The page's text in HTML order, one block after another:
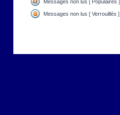
Messages non lus [ Populaires ]
Messages non lus [ Verrouillés ]